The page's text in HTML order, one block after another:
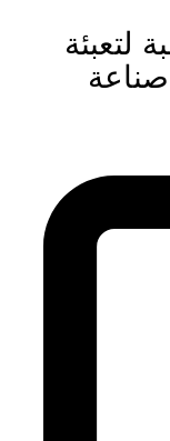
لتعبئة